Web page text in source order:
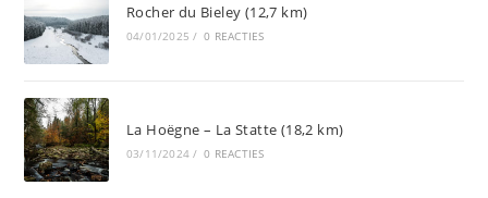
Rocher du Bieley (12,7 km)
04/01/2025 / 0 REACTIES
La Hoëgne – La Statte (18,2 km)
03/11/2024 / 0 REACTIES